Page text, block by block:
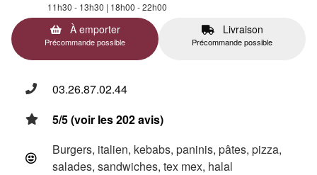
11h30 - 13h30 | 18h00 - 22h00
À emporter
Précommande possible
Livraison
Précommande possible
03.26.87.02.44
5/5 (voir les 202 avis)
Burgers, italien, kebabs, paninis, pâtes, pizza,
salades, sandwiches, tex mex, halal